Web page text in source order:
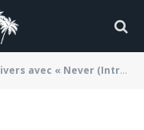
avec « Never (Intro) »